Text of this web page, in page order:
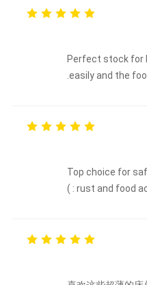
Perfect stock for
easily and the
Top choice for
rust and food